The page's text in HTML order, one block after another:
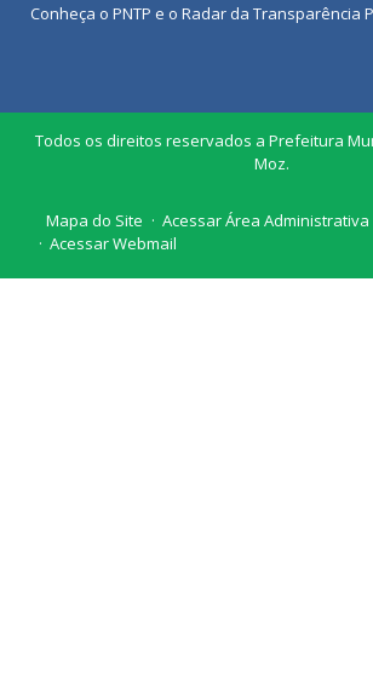
Conheça o PNTP e o Radar da Transparência
Todos os direitos reservados a Prefeitura
Moz.
Mapa do Site
Acessar Área Administrativa
Acessar Webmail